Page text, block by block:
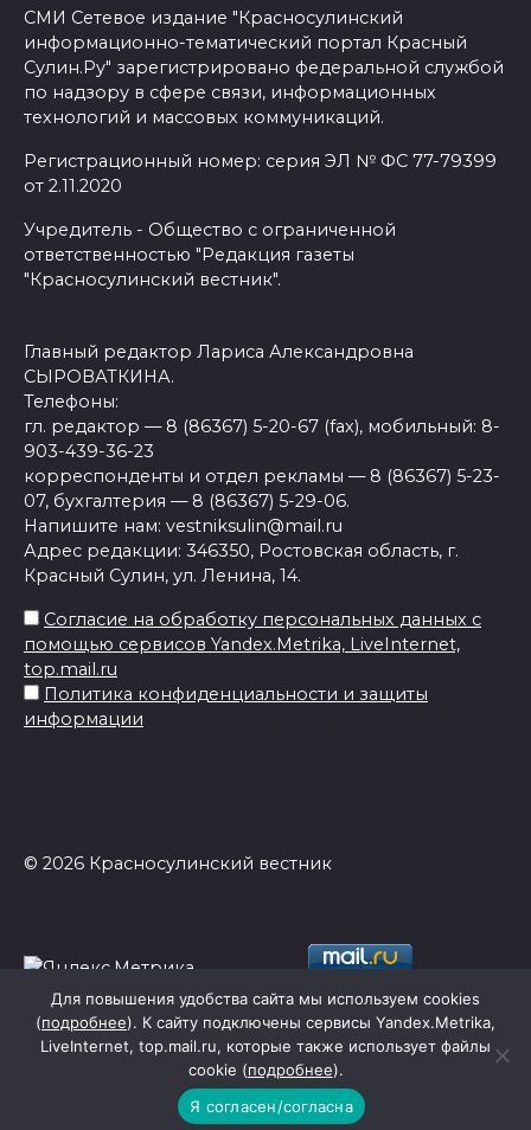
СМИ Сетевое издание "Красносулинский
информационно-тематический портал Красный
Сулин.Ру" зарегистрировано федеральной службой
по надзору в сфере связи, информационных
технологий и массовых коммуникаций.
Регистрационный номер: серия ЭЛ № ФС 77-79399
от 2.11.2020
Учредитель - Общество с ограниченной
ответственностью "Редакция газеты
"Красносулинский вестник".
Главный редактор Лариса Александровна
СЫРОВАТКИНА.
Телефоны:
гл. редактор — 8 (86367) 5-20-67 (fax), мобильный: 8-
903-439-36-23
корреспонденты и отдел рекламы — 8 (86367) 5-23-
07, бухгалтерия — 8 (86367) 5-29-06.
Напишите нам: vestniksulin@mail.ru
Адрес редакции: 346350, Ростовская область, г.
Красный Сулин, ул. Ленина, 14.
Согласие на обработку персональных данных с
помощью сервисов Yandex.Metrika, LiveInternet,
top.mail.ru
Политика конфиденциальности и защиты
информации
© 2026 Красносулинский вестник
Для повышения удобства сайта мы используем cookies
(подробнее). К сайту подключены сервисы Yandex.Metrika,
LiveInternet, top.mail.ru, которые также использует файлы
cookie (подробнее).
Я согласен/согласна